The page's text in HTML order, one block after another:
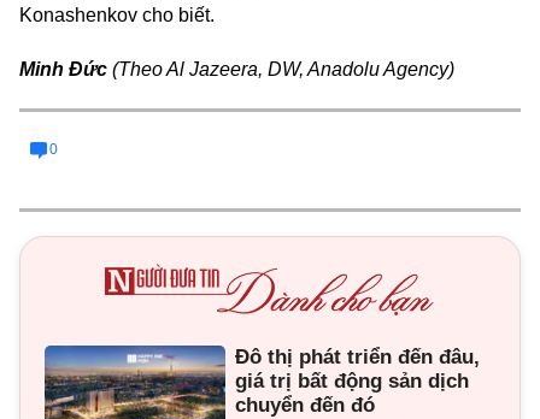
Konashenkov cho biết.
Minh Đức (Theo Al Jazeera, DW, Anadolu Agency)
0
Đô thị phát triển đến đâu,
giá trị bất động sản dịch
chuyển đến đó